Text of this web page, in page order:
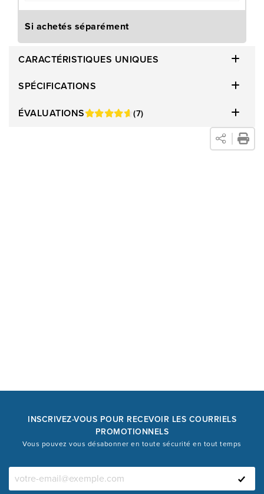
durabilité.
Si achetés séparément
CARACTÉRISTIQUES UNIQUES
SPÉCIFICATIONS
ÉVALUATIONS
(7)
INSCRIVEZ-VOUS POUR RECEVOIR LES COURRIELS
PROMOTIONNELS
Vous pouvez vous désabonner en toute sécurité en tout temps